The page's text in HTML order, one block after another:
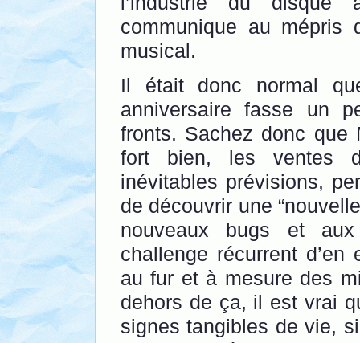
communique au mépris
musical.
Il était donc normal
anniversaire fasse un
fronts. Sachez donc que
fort bien, les ventes
inévitables prévisions,
de découvrir une
nouveaux bugs et
challenge récurrent
au fur et à mesure des
dehors de ça, il est vrai
signes tangibles de vie,